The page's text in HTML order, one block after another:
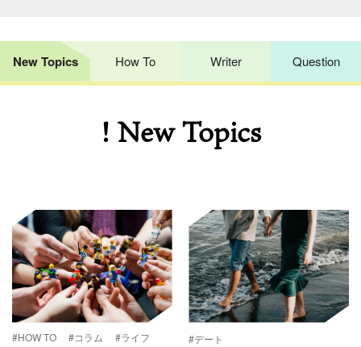
New Topics How To Writer Question
! New Topics
#HOW TO #コラム #ライフ #デート